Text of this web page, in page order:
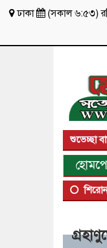
ঢাকা (সকাল ৬:৫৩)
শুভেচ্ছা